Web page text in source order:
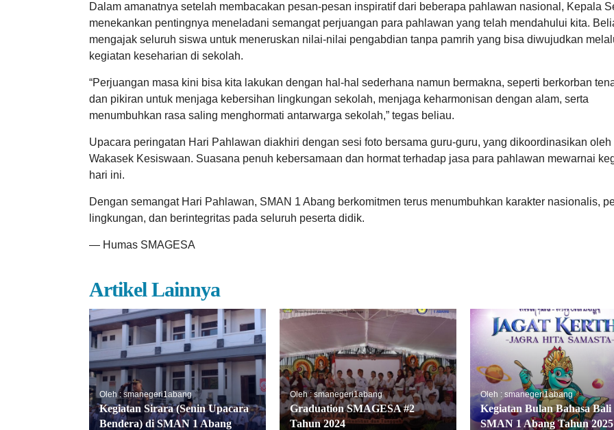
Dalam amanatnya setelah membacakan pesan-pesan inspiratif dari beberapa pahlawan nasional, Kepala
menekankan pentingnya meneladani semangat perjuangan para pahlawan yang telah mendahului kita.
mengajak seluruh siswa untuk meneruskan nilai-nilai pengabdian tanpa pamrih yang bisa diwujudkan
kegiatan keseharian di sekolah.
“Perjuangan masa kini bisa kita lakukan dengan hal-hal sederhana namun bermakna, seperti berkorban
dan pikiran untuk menjaga kebersihan lingkungan sekolah, menjaga keharmonisan dengan alam, serta
menumbuhkan rasa saling menghormati antarwarga sekolah,” tegas beliau.
Upacara peringatan Hari Pahlawan diakhiri dengan sesi foto bersama guru-guru, yang dikoordinasikan oleh
Wakasek Kesiswaan. Suasana penuh kebersamaan dan hormat terhadap jasa para pahlawan mewarnai
hari ini.
Dengan semangat Hari Pahlawan, SMAN 1 Abang berkomitmen terus menumbuhkan karakter nasionalis,
lingkungan, dan berintegritas pada seluruh peserta didik.
— Humas SMAGESA
Artikel Lainnya
Oleh : smanegeri1abang
Kegiatan Sirara (Senin Upacara
Bendera) di SMAN 1 Abang
Oleh : smanegeri1abang
Graduation SMAGESA #2
Tahun 2024
Oleh : smanegeri1abang
Kegiatan Bulan Bahasa Bali
SMAN 1 Abang Tahun 2025